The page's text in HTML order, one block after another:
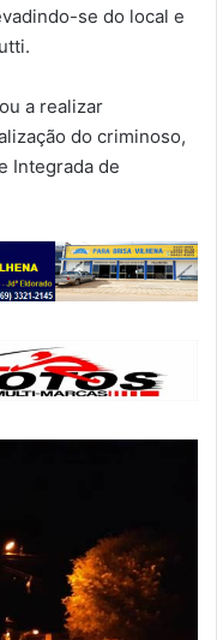
se do local e
a realizar
do criminoso,
Integrada de